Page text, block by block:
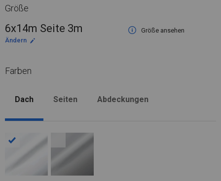
Größe
6x14m Seite 3m
Größe ansehen
Ändern
Farben
Dach Seiten Abdeckungen